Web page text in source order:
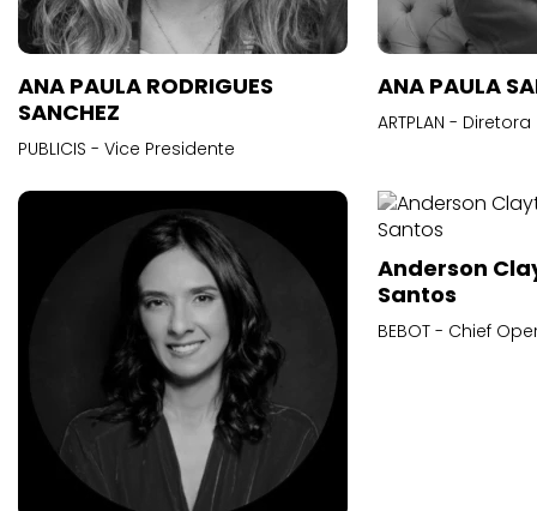
ANA PAULA RODRIGUES
SANCHEZ
PUBLICIS - Vice Presidente
ANA PAULA
ARTPLAN -
Anderson
Santos
BEBOT - Chief